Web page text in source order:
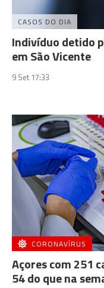
CASOS DO DIA
Indivíduo detido
em São Vicente
9 Set 17:33
CORONAVÍRUS
Açores com 251
54 do que na